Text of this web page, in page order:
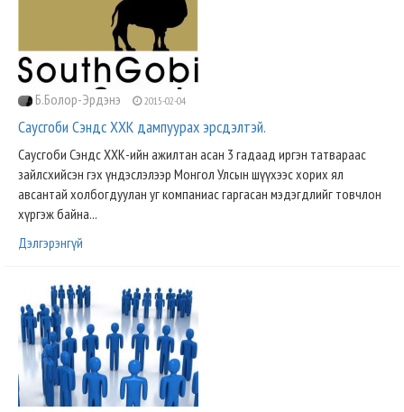
Б.Болор-Эрдэнэ 2015-02-04
Саусгоби Сэндс ХХК дампуурах эрсдэлтэй.
Саусгоби Сэндс ХХК-ийн ажилтан асан 3 гадаад иргэн татвараас
зайлсхийсэн гэх үндэслэлээр Монгол Улсын шүүхээс хорих ял
авсантай холбогдуулан уг компаниас гаргасан мэдэгдлийг товчлон
хүргэж байна...
Дэлгэрэнгүй